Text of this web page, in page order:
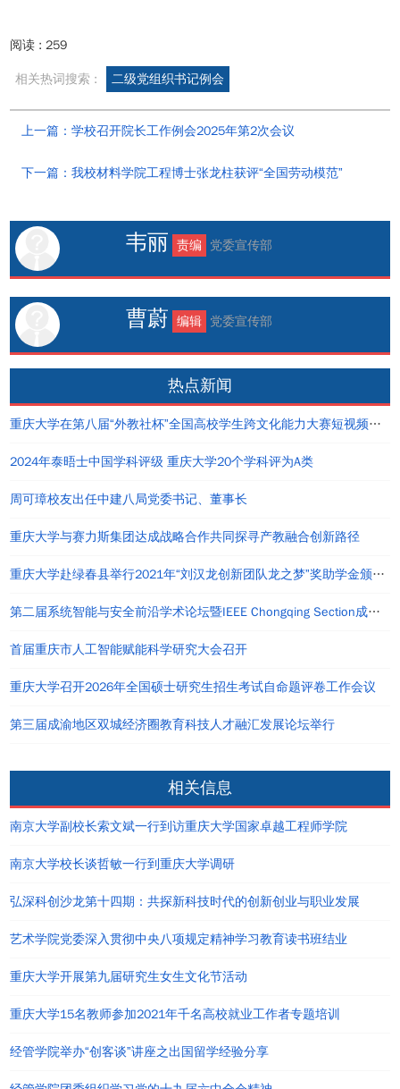
阅读 :259
相关热词搜索 : 二级党组织书记例会
上一篇：学校召开院长工作例会2025年第2次会议
下一篇：我校材料学院工程博士张龙柱获评“全国劳动模范”
韦丽 责编 党委宣传部
曹蔚 编辑 党委宣传部
热点新闻
重庆大学在第八届“外教社杯”全国高校学生跨文化能力大赛短视频大赛中荣获佳绩
2024年泰晤士中国学科评级 重庆大学20个学科评为A类
周可璋校友出任中建八局党委书记、董事长
重庆大学与赛力斯集团达成战略合作共同探寻产教融合创新路径
重庆大学赴绿春县举行2021年“刘汉龙创新团队龙之梦”奖助学金颁发仪式
第二届系统智能与安全前沿学术论坛暨IEEE Chongqing Section成立仪式在重庆举办
首届重庆市人工智能赋能科学研究大会召开
重庆大学召开2026年全国硕士研究生招生考试自命题评卷工作会议
第三届成渝地区双城经济圈教育科技人才融汇发展论坛举行
相关信息
南京大学副校长索文斌一行到访重庆大学国家卓越工程师学院
南京大学校长谈哲敏一行到重庆大学调研
弘深科创沙龙第十四期：共探新科技时代的创新创业与职业发展
艺术学院党委深入贯彻中央八项规定精神学习教育读书班结业
重庆大学开展第九届研究生女生文化节活动
重庆大学15名教师参加2021年千名高校就业工作者专题培训
经管学院举办“创客谈”讲座之出国留学经验分享